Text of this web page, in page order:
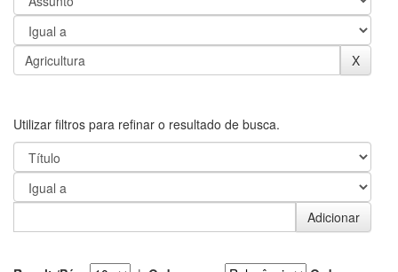
Utilizar filtros para refinar o resultado de busca.